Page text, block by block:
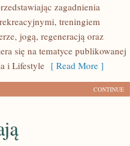
zagadnienia
treningiem
jogą, regeneracją oraz
się na tematyce publikowanej
i Lifestyle [ Read More ]
CONTINUE